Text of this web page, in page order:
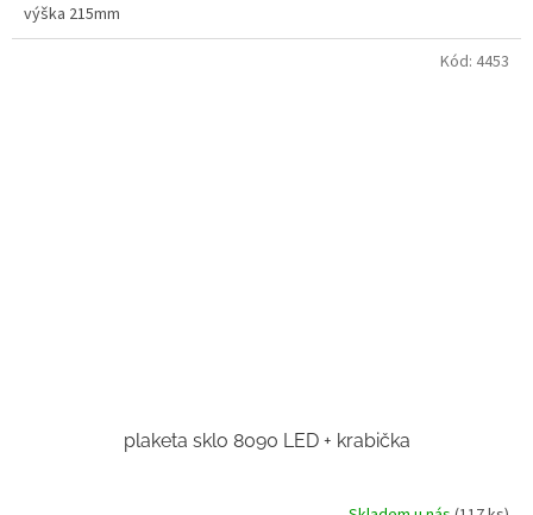
výška 215mm
plaketa sklo 8090 LED + krabička
Kód: 4453